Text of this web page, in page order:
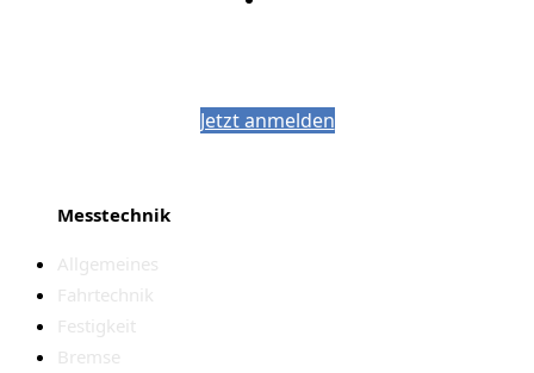
Jetzt anmelden
Messtechnik
Allgemeines
Fahrtechnik
Festigkeit
Bremse